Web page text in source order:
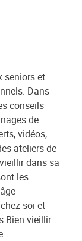
seniors et
Dans
conseils
de
vidéos,
ateliers de
dans sa
les
soi et
Bien vieillir